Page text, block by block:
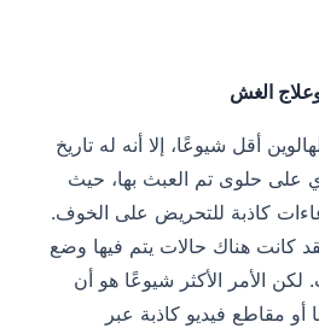
الغش
أقل شيوعًا، إلا أنه له تاريخ
على حلوى تم العبث بها، حيث
كاذبة للتحريض على الخوف.
كانت هناك حالات يتم فيها وضع
الأمر الأكثر شيوعًا هو أن
مقاطع فيديو كاذبة عبر